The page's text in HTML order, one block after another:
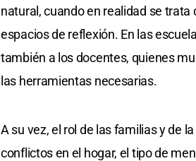
natural, cuando en realidad se
espacios de reflexión. En las
también a los docentes, quienes
las herramientas necesarias.
A su vez, el rol de las familias y de
conflictos en el hogar, el tipo de